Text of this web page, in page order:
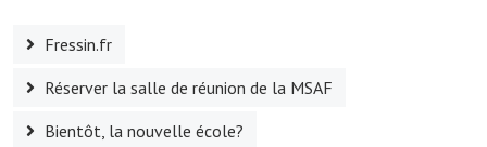
La troupe théâtrale de l'Avenir Fressinois
Les Amis du Patrimoine
L'association du château
Fressin.fr
Réserver la salle de réunion de la MSAF
Bientôt, la nouvelle école?